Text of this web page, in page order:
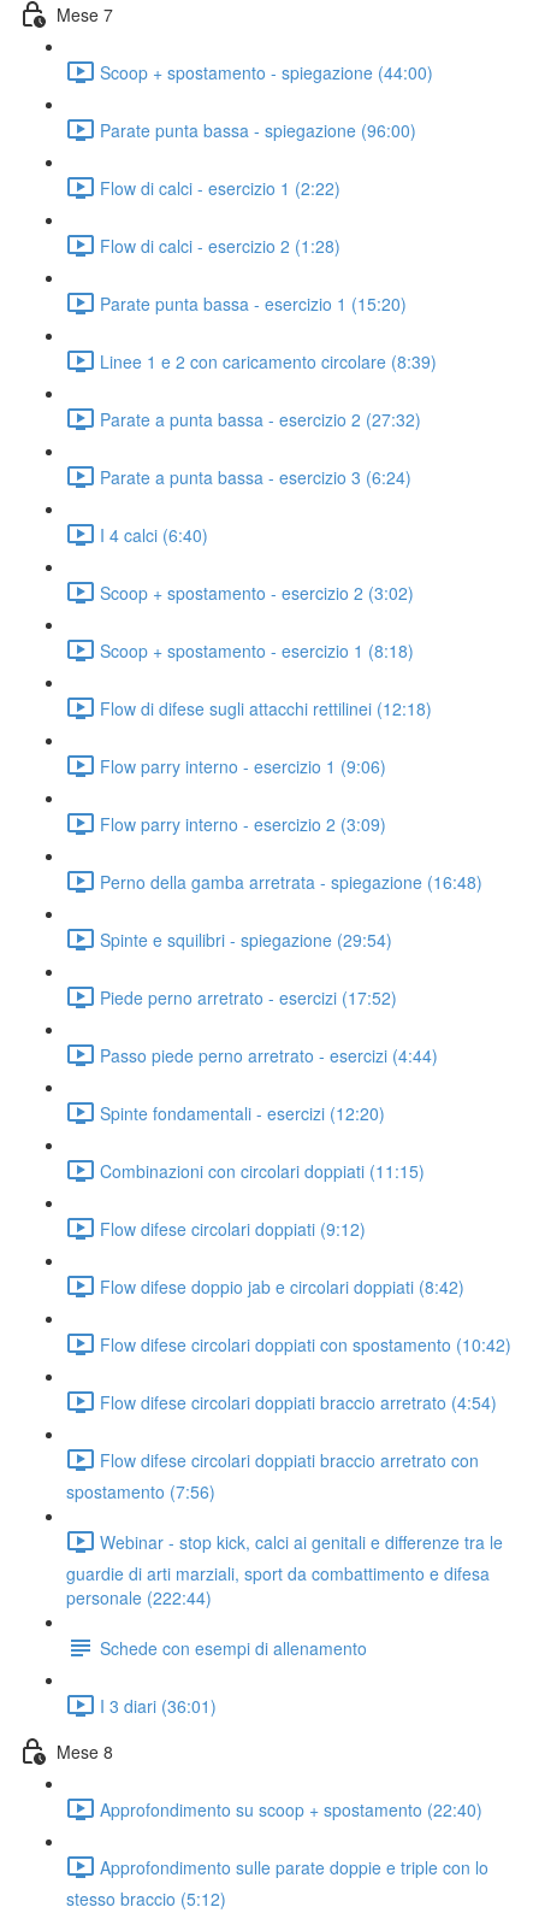
Mese 7
Scoop + spostamento - spiegazione (44:00)
Parate punta bassa - spiegazione (96:00)
Flow di calci - esercizio 1 (2:22)
Flow di calci - esercizio 2 (1:28)
Parate punta bassa - esercizio 1 (15:20)
Linee 1 e 2 con caricamento circolare (8:39)
Parate a punta bassa - esercizio 2 (27:32)
Parate a punta bassa - esercizio 3 (6:24)
I 4 calci (6:40)
Scoop + spostamento - esercizio 2 (3:02)
Scoop + spostamento - esercizio 1 (8:18)
Flow di difese sugli attacchi rettilinei (12:18)
Flow parry interno - esercizio 1 (9:06)
Flow parry interno - esercizio 2 (3:09)
Perno della gamba arretrata - spiegazione (16:48)
Spinte e squilibri - spiegazione (29:54)
Piede perno arretrato - esercizi (17:52)
Passo piede perno arretrato - esercizi (4:44)
Spinte fondamentali - esercizi (12:20)
Combinazioni con circolari doppiati (11:15)
Flow difese circolari doppiati (9:12)
Flow difese doppio jab e circolari doppiati (8:42)
Flow difese circolari doppiati con spostamento (10:42)
Flow difese circolari doppiati braccio arretrato (4:54)
Flow difese circolari doppiati braccio arretrato con
spostamento (7:56)
Webinar - stop kick, calci ai genitali e differenze tra le
guardie di arti marziali, sport da combattimento e difesa
personale (222:44)
Schede con esempi di allenamento
I 3 diari (36:01)
Mese 8
Approfondimento su scoop + spostamento (22:40)
Approfondimento sulle parate doppie e triple con lo
stesso braccio (5:12)